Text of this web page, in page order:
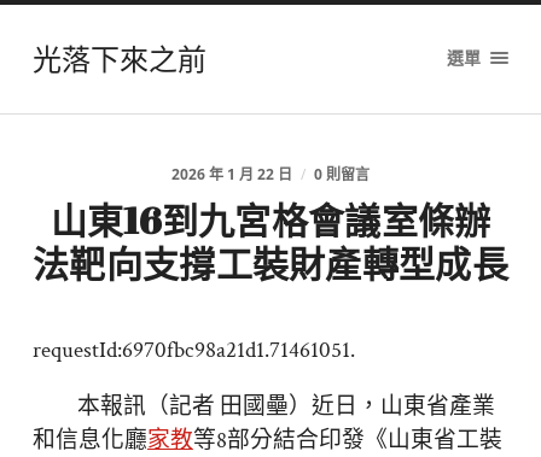
光落下來之前 選單
2026 年 1 月 22 日 / 0 則留言
山東16到九宮格會議室條辦
法靶向支撐工裝財產轉型成長
requestId:6970fbc98a21d1.71461051.
本報訊（記者 田國壘）近日，山東省產業
和信息化廳家教等8部分結合印發《山東省工裝